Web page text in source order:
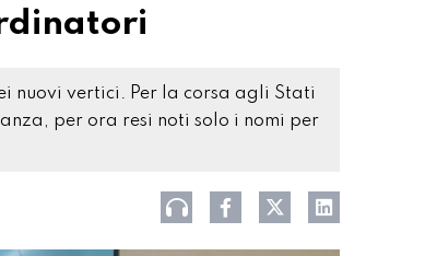
nuovi vertici. Per la corsa agli Stati
per ora resi noti solo i nomi per